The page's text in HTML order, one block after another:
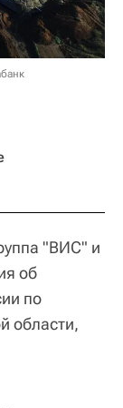
"ВИС" и
об
по
области,